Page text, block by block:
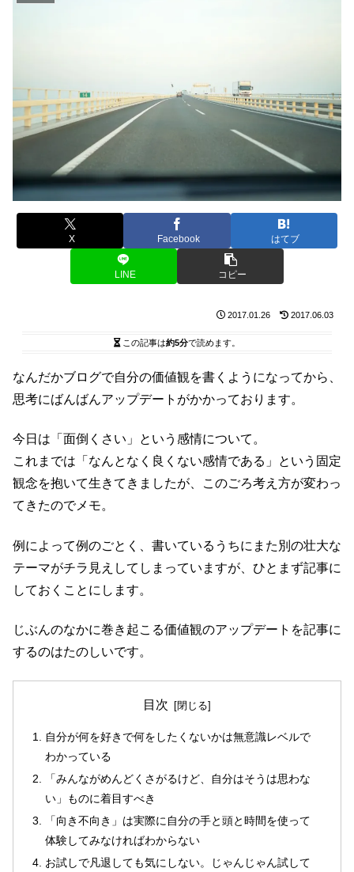
X Facebook はてブ
LINE コピー
2017.01.26 2017.06.03
この記事は約5分で読めます。
なんだかブログで自分の価値観を書くようになってから、
思考にばんばんアップデートがかかっております。
今日は「面倒くさい」という感情について。
これまでは「なんとなく良くない感情である」という固定
観念を抱いて生きてきましたが、このごろ考え方が変わっ
てきたのでメモ。
例によって例のごとく、書いているうちにまた別の壮大な
テーマがチラ見えしてしまっていますが、ひとまず記事に
しておくことにします。
じぶんのなかに巻き起こる価値観のアップデートを記事に
するのはたのしいです。
目次
自分が何を好きで何をしたくないかは無意識レベルで
わかっている
「みんながめんどくさがるけど、自分はそうは思わな
い」ものに着目すべき
「向き不向き」は実際に自分の手と頭と時間を使って
体験してみなければわからない
お試しで凡退しても気にしない。じゃんじゃん試して